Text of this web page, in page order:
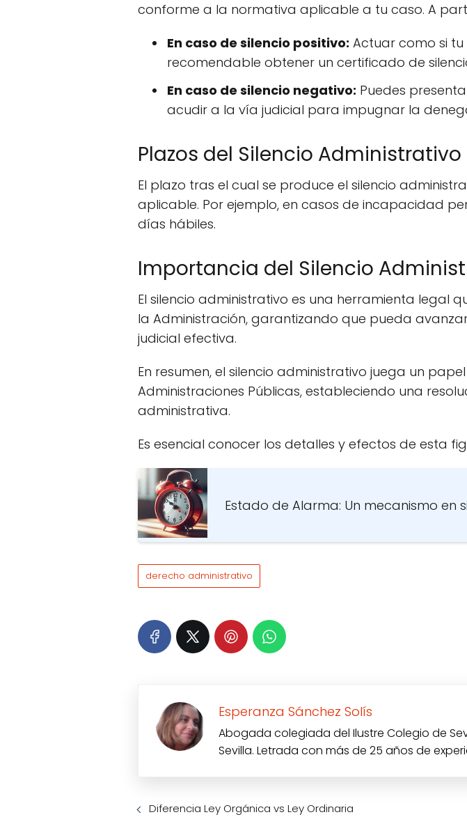
conforme a la normativa aplicable a tu caso. A
En caso de silencio positivo: Actuar como si
recomendable obtener un certificado de
En caso de silencio negativo: Puedes
acudir a la vía judicial para impugnar la
Plazos del Silencio Administrativo
El plazo tras el cual se produce el silencio
aplicable. Por ejemplo, en casos de incapacidad
días hábiles.
Importancia del Silencio
El silencio administrativo es una herramienta
la Administración, garantizando que pueda
judicial efectiva.
En resumen, el silencio administrativo juega un
Administraciones Públicas, estableciendo una
administrativa.
Es esencial conocer los detalles y efectos de esta
Estado de Alarma: Un mecanismo en
derecho administrativo
Esperanza Sánchez Solís
Abogada colegiada del Ilustre Colegio de
Sevilla. Letrada con más de 25 años de
Diferencia Ley Orgánica vs Ley Ordinaria